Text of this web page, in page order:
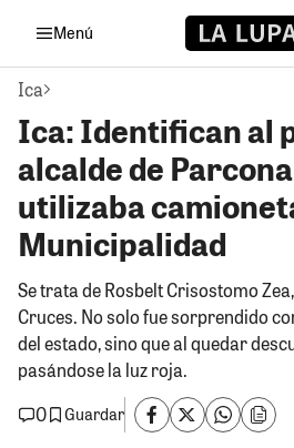
Menú
Ica
Ica: Identifican al
alcalde de
utilizaba
Municipalidad
Se trata de Rosbelt Crisostomo
Cruces. No solo fue sorprendido
del estado, sino que al quedar
pasándose la luz roja.
0
Guardar